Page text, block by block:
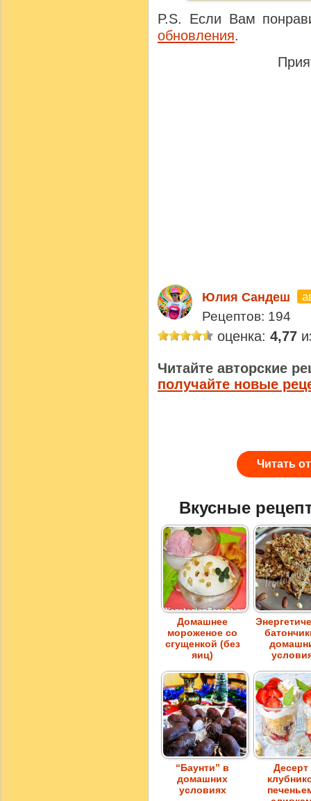
P.S. Если Вам
обновления.
Юлия Сандеш
Рецептов: 194
оценка: 4,77
Читайте авторские
получайте новые
Читать
Вкусные
Домашнее
мороженое со
сгущенкой (без
яиц)
“Баунти” в
домашних
условиях
Десерт